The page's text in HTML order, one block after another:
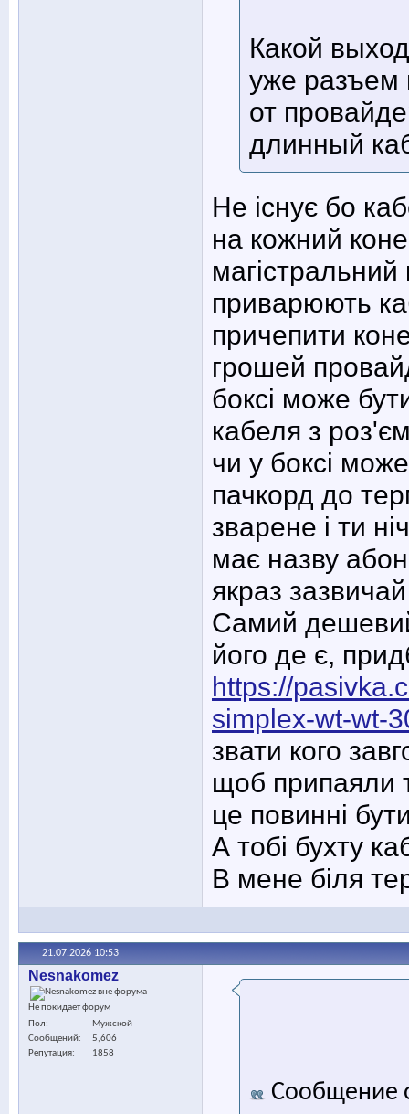
Какой
уже разъем
от
длинный
Не існує бо
на кожний
приварюють
причепити
грошей
боксі може
кабеля з
чи у боксі
пачкорд до
зварене і ти
має назву
якраз
Самий
його де є,
https://
simplex-wt-wt-
звати кого
щоб припаяли
це повинні
А тобі бухту
В мене біля
21.07.2026 10:53
Nesnakomez
Не покидает форум
Пол
Мужской
Сообщений
5,606
Репутация
1858
Сообщение